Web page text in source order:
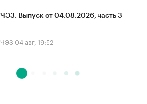
ЧЭЗ. Выпуск от 04.08.2026, часть 3
ЧЭЗ 04 авг, 19:52